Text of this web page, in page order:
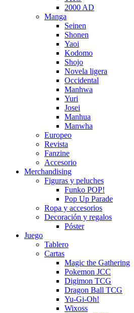
2000 AD
Manga
Seinen
Shonen
Yaoi
Kodomo
Shojo
Novela ligera
Occidental
Manhwa
Yuri
Josei
Manhua
Manwha
Europeo
Revista
Fanzine
Accesorio
Merchandising
Figuras y peluches
Funko POP!
Pop Up Parade
Ropa y accesorios
Decoración y regalos
Póster
Juego
Tablero
Cartas
Magic the Gathering
Pokemon JCC
Digimon TCG
Dragon Ball TCG
Yu-Gi-Oh!
Wixoss